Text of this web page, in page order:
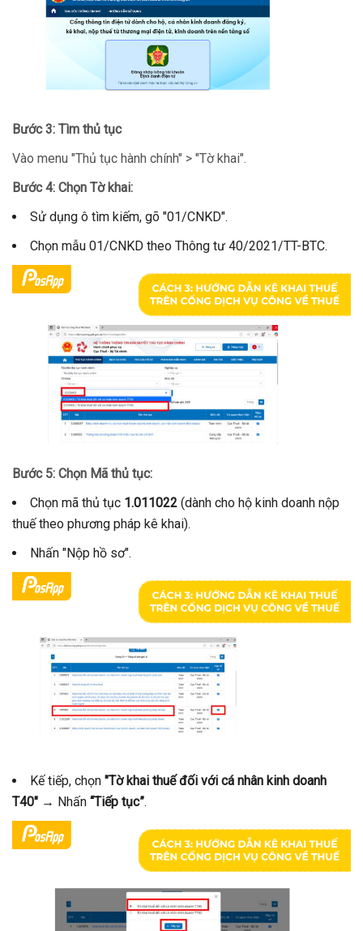
Bước 3: Tìm thủ tục
Vào menu "Thủ tục hành chính" > "Tờ khai".
Bước 4: Chọn Tờ khai:
Sử dụng ô tìm kiếm, gõ "01/CNKD".
Chọn mẫu 01/CNKD theo Thông tư 40/2021/TT-BTC.
Bước 5: Chọn Mã thủ tục:
Chọn mã thủ tục 1.011022 (dành cho hộ kinh doanh nộp
thuế theo phương pháp kê khai).
Nhấn "Nộp hồ sơ".
Kế tiếp, chọn "Tờ khai thuế đối với cá nhân kinh doanh
T40" → Nhấn “Tiếp tục”.